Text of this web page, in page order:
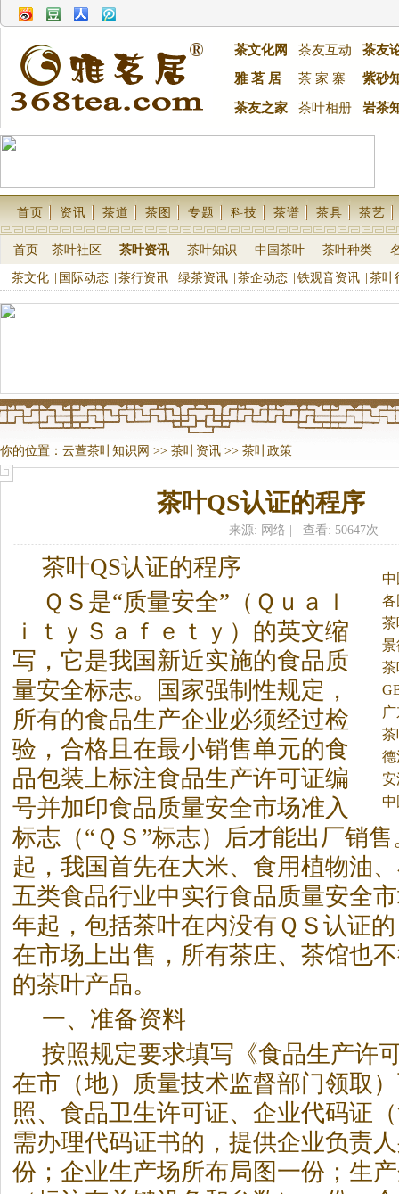
茶文化网 茶友互动
茶友
雅 茗 居
茶 家 寨 紫砂
茶友之家 茶叶相册 岩茶
首页 资讯 茶道 茶图 专题 科技 茶谱 茶具 茶艺
首页 茶叶社区 茶叶资讯 茶叶知识 中国茶叶 茶叶种类
茶文化 国际动态 茶行资讯 绿茶资讯 茶企动态 铁观音资讯 茶叶
你的位置： 云萱茶叶知识网 >> 茶叶资讯 >> 茶叶政策
茶叶QS认证的程序
来源: 网络 | 查看: 50647次
关
茶
京
技
茶
以
茶叶QS认证的程序
ＱＳ是“质量安全”（Ｑｕａｌ
ｉｔｙＳａｆｅｔｙ）的英文缩
写，它是我国新近实施的食品质
量安全标志。
国家强制性规定，
所有的食品生产企业必须经过检
验，合格且在最小销售单元的食
品包装上标注食品生产许可证编
号并加印食品质量安全市场准入
标志（“ＱＳ”标志）后才能出厂销
起，我国首先在大米、食用植物油
五类食品行业中实行食品质量安全
年起，包括茶叶在内没有ＱＳ认证
在市场上出售，所有茶庄、 茶馆也
的茶叶产品。
一、准备资料
按照规定要求填写《食品生产许
在市（地）质量技术监督部门领取
照、食品卫生许可证、企业代码证
需办理代码证书的，提供企业负责
份；企业生产场所布局图一份；生